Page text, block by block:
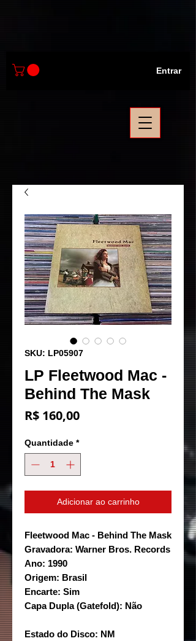
Entrar
SKU: LP05907
LP Fleetwood Mac -
Behind The Mask
R$ 160,00Preço
Quantidade *
Adicionar ao carrinho
Fleetwood Mac - Behind The Mask
Gravadora: Warner Bros. Records
Ano: 1990
Origem: Brasil
Encarte: Sim
Capa Dupla (Gatefold): Não
Estado do Disco: NM